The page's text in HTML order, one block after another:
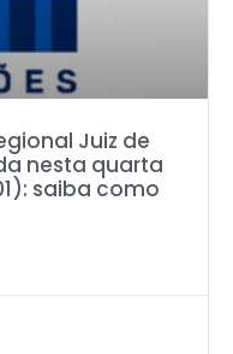
Juiz de
nesta quarta
saiba como